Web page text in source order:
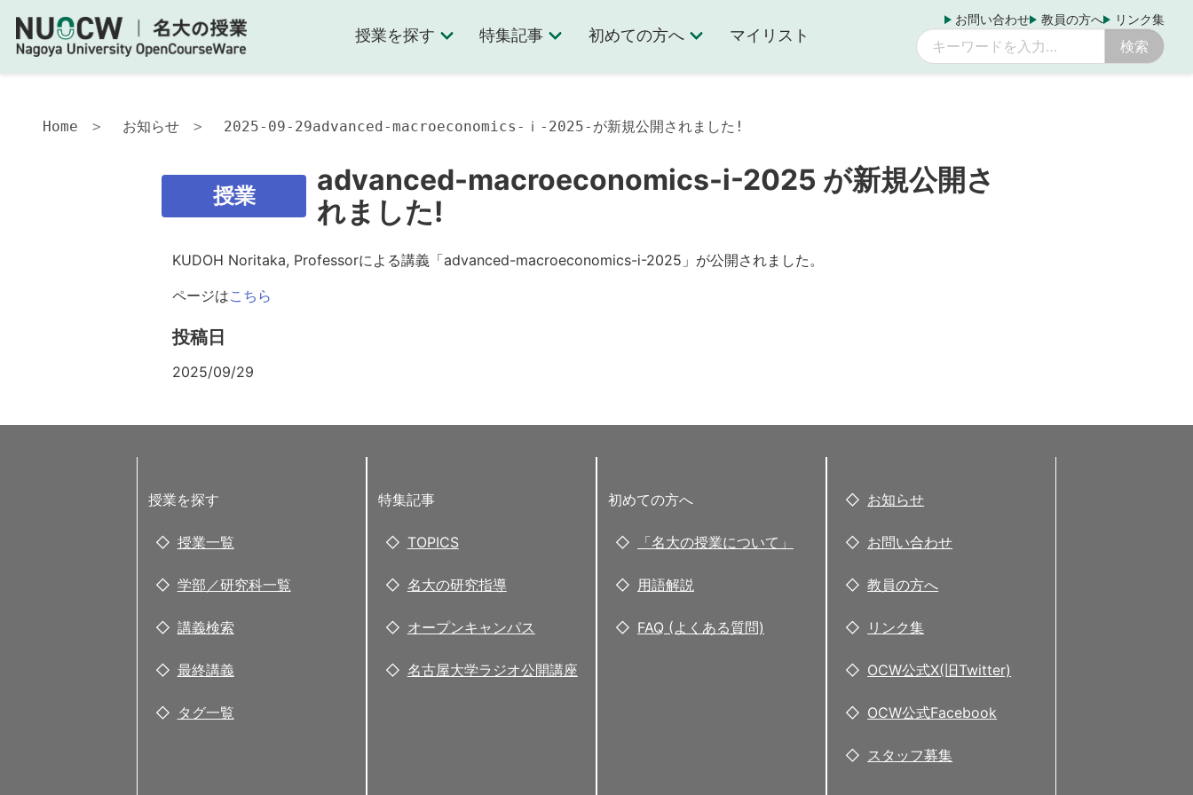
授業を探す 特集記事 初めての方へ マイリスト
お問い合わせ 教員の方へ リンク集
Home お知らせ 2025-09-29advanced-macroeconomics-ⅰ-2025-が新規公開されました!
授業
advanced-macroeconomics-ⅰ-2025 が新規公開さ
れました!
KUDOH Noritaka, Professorによる講義「advanced-macroeconomics-ⅰ-2025」が公開されました。
ページはこちら
投稿日
2025/09/29
授業を探す
授業一覧
学部／研究科一覧
講義検索
最終講義
タグ一覧
特集記事
TOPICS
名大の研究指導
オープンキャンパス
名古屋大学ラジオ公開講座
初めての方へ
「名大の授業について」
用語解説
FAQ (よくある質問)
お知らせ
お問い合わせ
教員の方へ
リンク集
OCW公式X(旧Twitter)
OCW公式Facebook
スタッフ募集